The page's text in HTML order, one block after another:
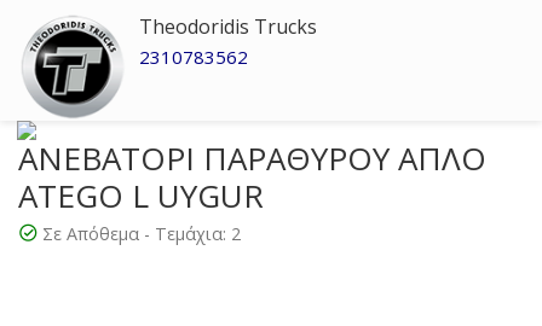
Theodoridis Trucks
2310783562
ΑΝΕΒΑΤΟΡΙ ΠΑΡΑΘΥΡΟΥ ΑΠΛΟ
ATEGO L UYGUR
Σε Απόθεμα - Τεμάχια: 2